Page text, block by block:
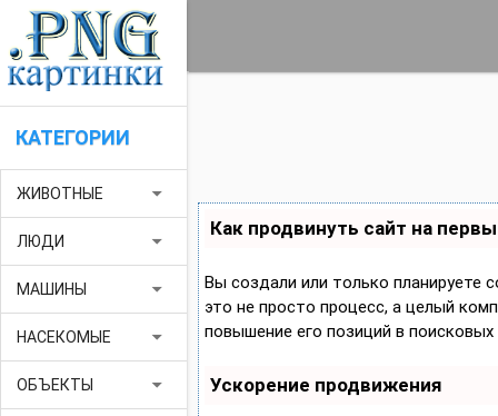
КАТЕГОРИИ
ЖИВОТНЫЕ arrow_drop_down
ЛЮДИ arrow_drop_down
МАШИНЫ arrow_drop_down
НАСЕКОМЫЕ arrow_drop_down
ОБЪЕКТЫ arrow_drop_down
Как продвинуть сайт на
Вы создали или только планируете
это не просто процесс, а целый
повышение его позиций в поисковых
Ускорение продвижения